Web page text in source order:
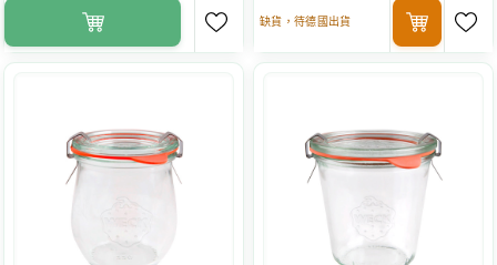
缺貨，待德國出貨